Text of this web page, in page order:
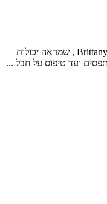
סרטון של הספורטאית המדהימה הזו,Brittany Coutu , שמראה יכולות
ועד טיפוס על חבל ...